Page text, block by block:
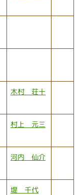
木村 荘十
村上 元三
河内 仙介
堤 千代